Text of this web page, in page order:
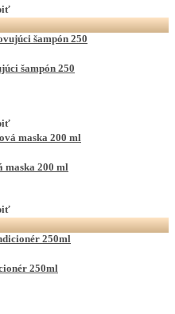
šampón 250
maska 200 ml
250ml